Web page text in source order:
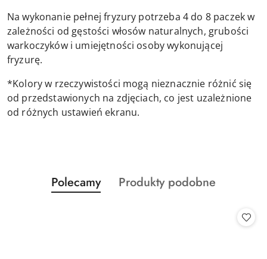
Na wykonanie pełnej fryzury potrzeba 4 do 8 paczek w
zależności od gęstości włosów naturalnych, grubości
warkoczyków i umiejętności osoby wykonującej
fryzurę.
*Kolory w rzeczywistości mogą nieznacznie różnić się
od przedstawionych na zdjęciach, co jest uzależnione
od różnych ustawień ekranu.
Pomiń karuzelę produktów
Produkty
o
Polecamy
Produkty
Produkty podobne